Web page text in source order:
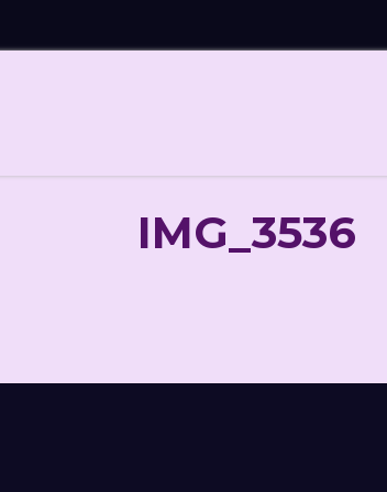
IMG_3536